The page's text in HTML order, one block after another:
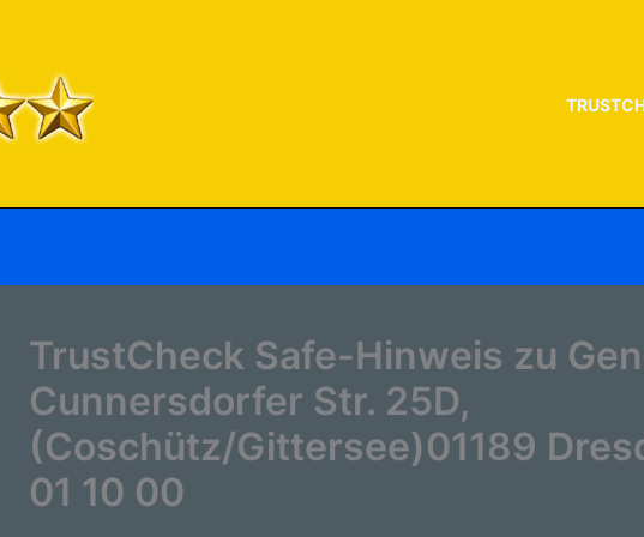
TrustCheck Safe-Hinweis zu
Cunnersdorfer Str. 25D,
(Coschütz/Gittersee)01189
01 10 00